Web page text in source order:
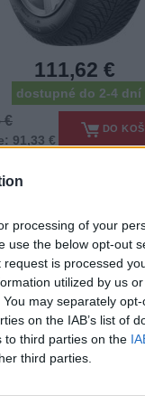
processing of your
use the below opt-out
is processed
utilized by us
may separately
on the IAB’s list of
to third parties on the
third parties.
111,62 €
dostupné do 2-4 dní
€
91,33 €
DO
R16
96V XL
- Osobný automobil -